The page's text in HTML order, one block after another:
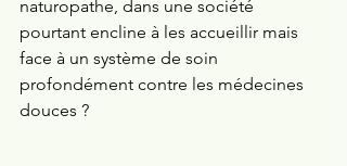
naturopathe, dans une société
pourtant encline à les accueillir mais
face à un système de soin
profondément contre les médecines
douces ?